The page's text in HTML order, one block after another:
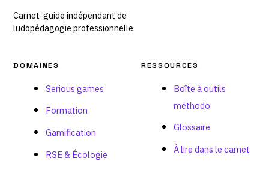
Carnet-guide indépendant de
ludopédagogie professionnelle.
DOMAINES
Serious games
Formation
Gamification
RSE & Écologie
RESSOURCES
Boîte à outils
méthodo
Glossaire
À lire dans le carnet